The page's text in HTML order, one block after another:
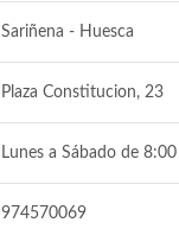
Sariñena - Huesca
Plaza Constitucion, 23
Lunes a Sábado de
974570069